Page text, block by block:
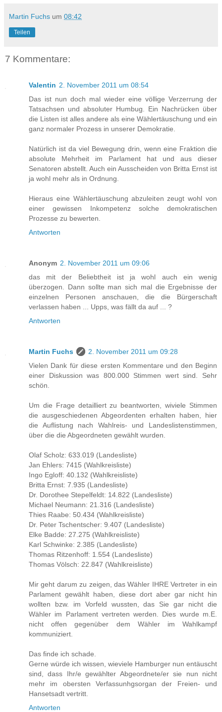
Martin Fuchs um 08:42
Teilen
7 Kommentare:
Valentin 2. November 2011 um 08:54
Das ist nun doch mal wieder eine völlige Verzerrung der
Tatsachsen und absoluter Humbug. Ein Nachrücken über
die Listen ist alles andere als eine Wählertäuschung und ein
ganz normaler Prozess in unserer Demokratie.
Natürlich ist da viel Bewegung drin, wenn eine Fraktion die
absolute Mehrheit im Parlament hat und aus dieser
Senatoren abstellt. Auch ein Ausscheiden von Britta Ernst ist
ja wohl mehr als in Ordnung.
Hieraus eine Wählertäuschung abzuleiten zeugt wohl von
einer gewissen Inkompetenz solche demokratischen
Prozesse zu bewerten.
Antworten
Anonym 2. November 2011 um 09:06
das mit der Beliebtheit ist ja wohl auch ein wenig
überzogen. Dann sollte man sich mal die Ergebnisse der
einzelnen Personen anschauen, die die Bürgerschaft
verlassen haben ... Upps, was fällt da auf ... ?
Antworten
Martin Fuchs
2. November 2011 um 09:28
Vielen Dank für diese ersten Kommentare und den Beginn
einer Diskussion was 800.000 Stimmen wert sind. Sehr
schön.
Um die Frage detailliert zu beantworten, wiviele Stimmen
die ausgeschiedenen Abgeordenten erhalten haben, hier
die Auflistung nach Wahlreis- und Landeslistenstimmen,
über die die Abgeordneten gewählt wurden.
Olaf Scholz: 633.019 (Landesliste)
Jan Ehlers: 7415 (Wahlkreisliste)
Ingo Egloff: 40.132 (Wahlkreisliste)
Britta Ernst: 7.935 (Landesliste)
Dr. Dorothee Stepelfeldt: 14.822 (Landesliste)
Michael Neumann: 21.316 (Landesliste)
Thies Raabe: 50.434 (Wahlkreisliste)
Dr. Peter Tschentscher: 9.407 (Landesliste)
Elke Badde: 27.275 (Wahlkreisliste)
Karl Schwinke: 2.385 (Landesliste)
Thomas Ritzenhoff: 1.554 (Landesliste)
Thomas Völsch: 22.847 (Wahlkreisliste)
Mir geht darum zu zeigen, das Wähler IHRE Vertreter in ein
Parlament gewählt haben, diese dort aber gar nicht hin
wollten bzw. im Vorfeld wussten, das Sie gar nicht die
Wähler im Parlament vertreten werden. Dies wurde m.E.
nicht offen gegenüber dem Wähler im Wahlkampf
kommuniziert.
Das finde ich schade.
Gerne würde ich wissen, wieviele Hamburger nun entäuscht
sind, dass Ihr/e gewählter Abgeordnete/er sie nun nicht
mehr im obersten Verfassunhgsorgan der Freien- und
Hansetsadt vertritt.
Antworten